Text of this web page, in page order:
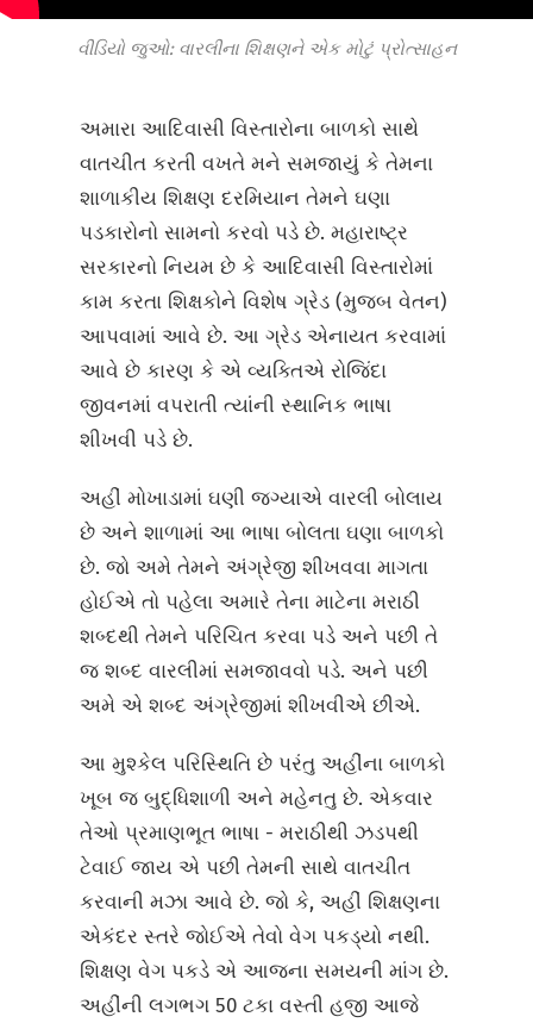
વીડિયો જુઓ: વારલીના શિક્ષણને એક મોટું પ્રોત્સાહન
અમારા આદિવાસી વિસ્તારોના બાળકો સાથે
વાતચીત કરતી વખતે મને સમજાયું કે તેમના
શાળાકીય શિક્ષણ દરમિયાન તેમને ઘણા
પડકારોનો સામનો કરવો પડે છે. મહારાષ્ટ્ર
સરકારનો નિયમ છે કે આદિવાસી વિસ્તારોમાં
કામ કરતા શિક્ષકોને વિશેષ ગ્રેડ (મુજબ વેતન)
આપવામાં આવે છે. આ ગ્રેડ એનાયત કરવામાં
આવે છે કારણ કે એ વ્યક્તિએ રોજિંદા
જીવનમાં વપરાતી ત્યાંની સ્થાનિક ભાષા
શીખવી પડે છે.
અહીં મોખાડામાં ઘણી જગ્યાએ વારલી બોલાય
છે અને શાળામાં આ ભાષા બોલતા ઘણા બાળકો
છે. જો અમે તેમને અંગ્રેજી શીખવવા માગતા
હોઈએ તો પહેલા અમારે તેના માટેના મરાઠી
શબ્દથી તેમને પરિચિત કરવા પડે અને પછી તે
જ શબ્દ વારલીમાં સમજાવવો પડે. અને પછી
અમે એ શબ્દ અંગ્રેજીમાં શીખવીએ છીએ.
આ મુશ્કેલ પરિસ્થિતિ છે પરંતુ અહીંના બાળકો
ખૂબ જ બુદ્ધિશાળી અને મહેનતુ છે. એકવાર
તેઓ પ્રમાણભૂત ભાષા - મરાઠીથી ઝડપથી
ટેવાઈ જાય એ પછી તેમની સાથે વાતચીત
કરવાની મઝા આવે છે. જો કે, અહીં શિક્ષણના
એકંદર સ્તરે જોઈએ તેવો વેગ પકડ્યો નથી.
શિક્ષણ વેગ પકડે એ આજના સમયની માંગ છે.
અહીંની લગભગ 50 ટકા વસ્તી હજી આજે